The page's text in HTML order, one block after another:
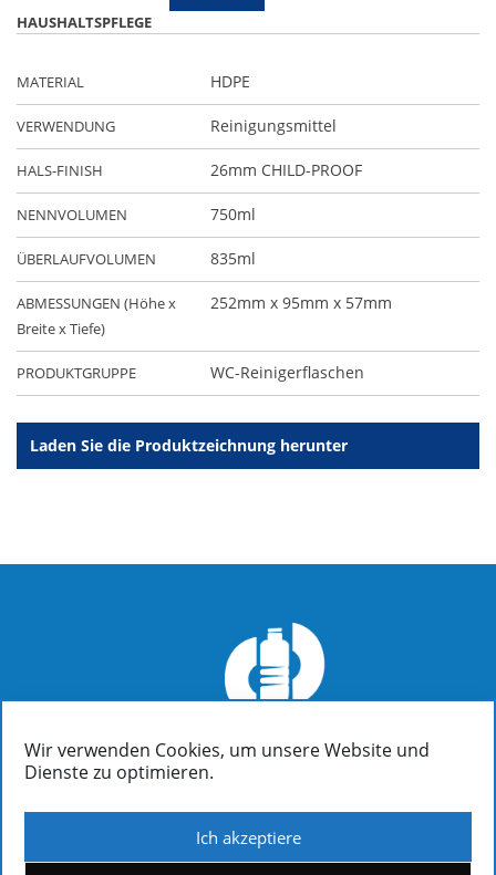
Wir verwenden Cookies, um unsere Website und
Dienste zu optimieren.
Ich akzeptiere
Laden Sie die Produktzeichnung herunter
MATERIAL HDPE
VERWENDUNG Reinigungsmittel
HALS-FINISH 26mm CHILD-PROOF
NENNVOLUMEN 750ml
ÜBERLAUFVOLUMEN 835ml
ABMESSUNGEN (Höhe x
Breite x Tiefe)
252mm x 95mm x 57mm
PRODUKTGRUPPE WC-Reinigerflaschen
HAUSHALTSPFLEGE
FIALOPLASTIKI SA
Inofyta Viotia, Griechenland, GR32011
(+30)22620 31090: Informationen | Buchhaltung | Verkäufe
(+30)22620 31326: Generaldirektion | Verkaufsleitung
(+30)22620 31382: Technische Abteilung | Produktdesign und -technik |